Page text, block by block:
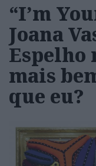
“I’m
Joana
Espelho
mais
que eu?